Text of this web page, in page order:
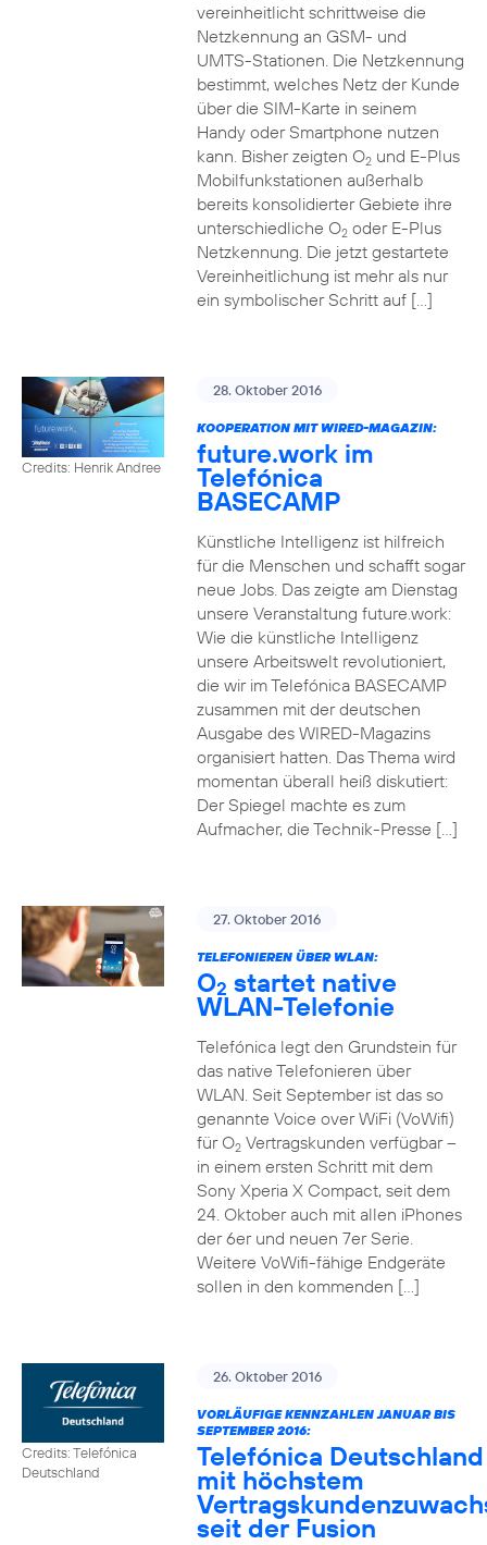
vereinheitlicht schrittweise die
Netzkennung an GSM- und
UMTS-Stationen. Die Netzkennung
bestimmt, welches Netz der Kunde
über die SIM-Karte in seinem
Handy oder Smartphone nutzen
kann. Bisher zeigten O2und E-Plus
Mobilfunkstationen außerhalb
bereits konsolidierter Gebiete ihre
unterschiedliche O2oder E-Plus
Netzkennung. Die jetzt gestartete
Vereinheitlichung ist mehr als nur
ein symbolischer Schritt auf […]
Credits: Henrik Andree
28. Oktober 2016
KOOPERATION MIT WIRED-MAGAZIN:
future.work im
Telefónica
BASECAMP
Künstliche Intelligenz ist hilfreich
für die Menschen und schafft sogar
neue Jobs. Das zeigte am Dienstag
unsere Veranstaltung future.work:
Wie die künstliche Intelligenz
unsere Arbeitswelt revolutioniert,
die wir im Telefónica BASECAMP
zusammen mit der deutschen
Ausgabe des WIRED-Magazins
organisiert hatten. Das Thema wird
momentan überall heiß diskutiert:
Der Spiegel machte es zum
Aufmacher, die Technik-Presse […]
27. Oktober 2016
TELEFONIEREN ÜBER WLAN:
O2 startet native
WLAN-Telefonie
Telefónica legt den Grundstein für
das native Telefonieren über
WLAN. Seit September ist das so
genannte Voice over WiFi (VoWifi)
für O2Vertragskunden verfügbar –
in einem ersten Schritt mit dem
Sony Xperia X Compact, seit dem
24. Oktober auch mit allen iPhones
der 6er und neuen 7er Serie.
Weitere VoWifi-fähige Endgeräte
sollen in den kommenden […]
Credits: Telefónica
Deutschland
26. Oktober 2016
VORLÄUFIGE KENNZAHLEN JANUAR BIS
SEPTEMBER 2016:
Telefónica Deutschland
mit höchstem
seit der Fusion